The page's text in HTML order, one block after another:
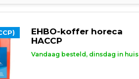
EHBO-koffer horeca
HACCP
Vandaag besteld, dinsdag in huis